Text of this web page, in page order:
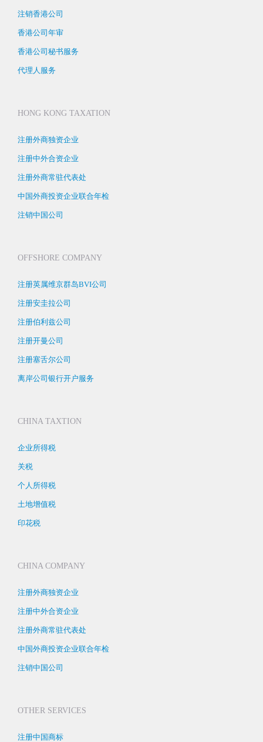
注销香港公司
香港公司年审
香港公司秘书服务
代理人服务
HONG KONG TAXATION
注册外商独资企业
注册中外合资企业
注册外商常驻代表处
中国外商投资企业联合年检
注销中国公司
OFFSHORE COMPANY
注册英属维京群岛BVI公司
注册安圭拉公司
注册伯利兹公司
注册开曼公司
注册塞舌尔公司
离岸公司银行开户服务
CHINA TAXTION
企业所得税
关税
个人所得税
土地增值税
印花税
CHINA COMPANY
注册外商独资企业
注册中外合资企业
注册外商常驻代表处
中国外商投资企业联合年检
注销中国公司
OTHER SERVICES
注册中国商标